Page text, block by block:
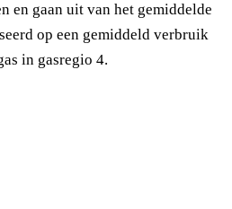
en gaan uit van het gemiddelde
op een gemiddeld verbruik
in gasregio 4.